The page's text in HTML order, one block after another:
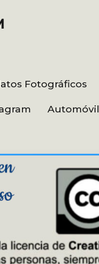
Fotográficos
Automóvil